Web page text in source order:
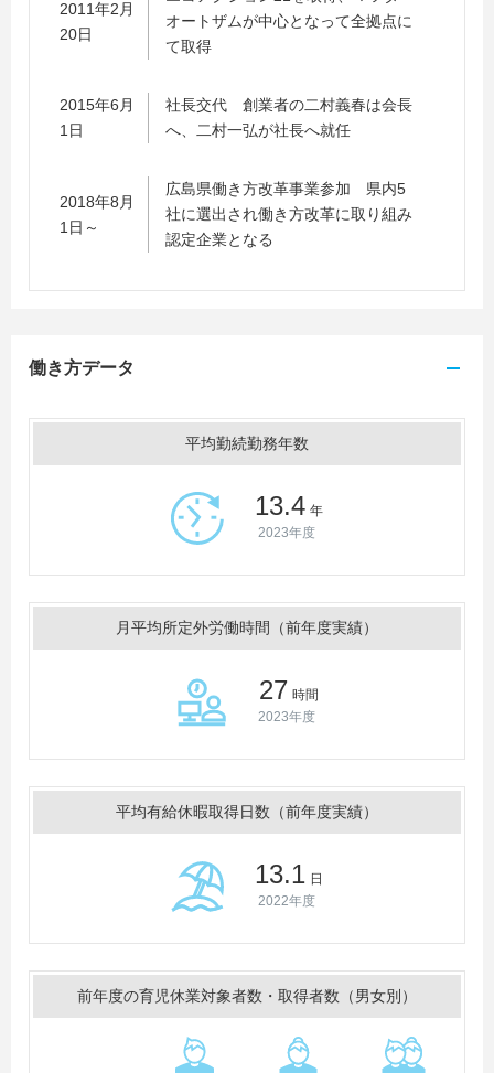
2011年2月
20日
オートザムが中心となって全拠点に
て取得
2015年6月
1日
社長交代 創業者の二村義春は会長
へ、二村一弘が社長へ就任
2018年8月
1日～
広島県働き方改革事業参加 県内5
社に選出され働き方改革に取り組み
認定企業となる
働き方データ
平均勤続勤務年数
13.4 年
2023年度
月平均所定外労働時間（前年度実績）
27 時間
2023年度
平均有給休暇取得日数（前年度実績）
13.1 日
2022年度
前年度の育児休業対象者数・取得者数（男女別）